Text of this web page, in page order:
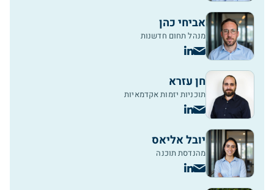
אביחי כהן
מנהל תחום חדשנות
חן עזרא
תוכניות יזמות אקדמאיות
יובל אליאס
מהנדסת תוכנה